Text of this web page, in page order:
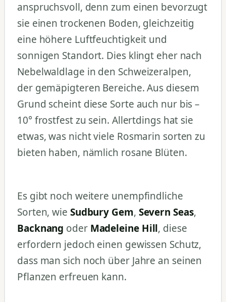
anspruchsvoll, denn zum einen bevorzugt
sie einen trockenen Boden, gleichzeitig
eine höhere Luftfeuchtigkeit und
sonnigen Standort. Dies klingt eher nach
Nebelwaldlage in den Schweizeralpen,
der gemäpigteren Bereiche. Aus diesem
Grund scheint diese Sorte auch nur bis –
10° frostfest zu sein. Allertdings hat sie
etwas, was nicht viele Rosmarin sorten zu
bieten haben, nämlich rosane Blüten.
Es gibt noch weitere unempfindliche
Sorten, wie Sudbury Gem, Severn Seas,
Backnang oder Madeleine Hill, diese
erfordern jedoch einen gewissen Schutz,
dass man sich noch über Jahre an seinen
Pflanzen erfreuen kann.